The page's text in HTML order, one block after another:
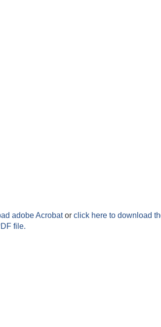
adobe Acrobator click here to download
file.